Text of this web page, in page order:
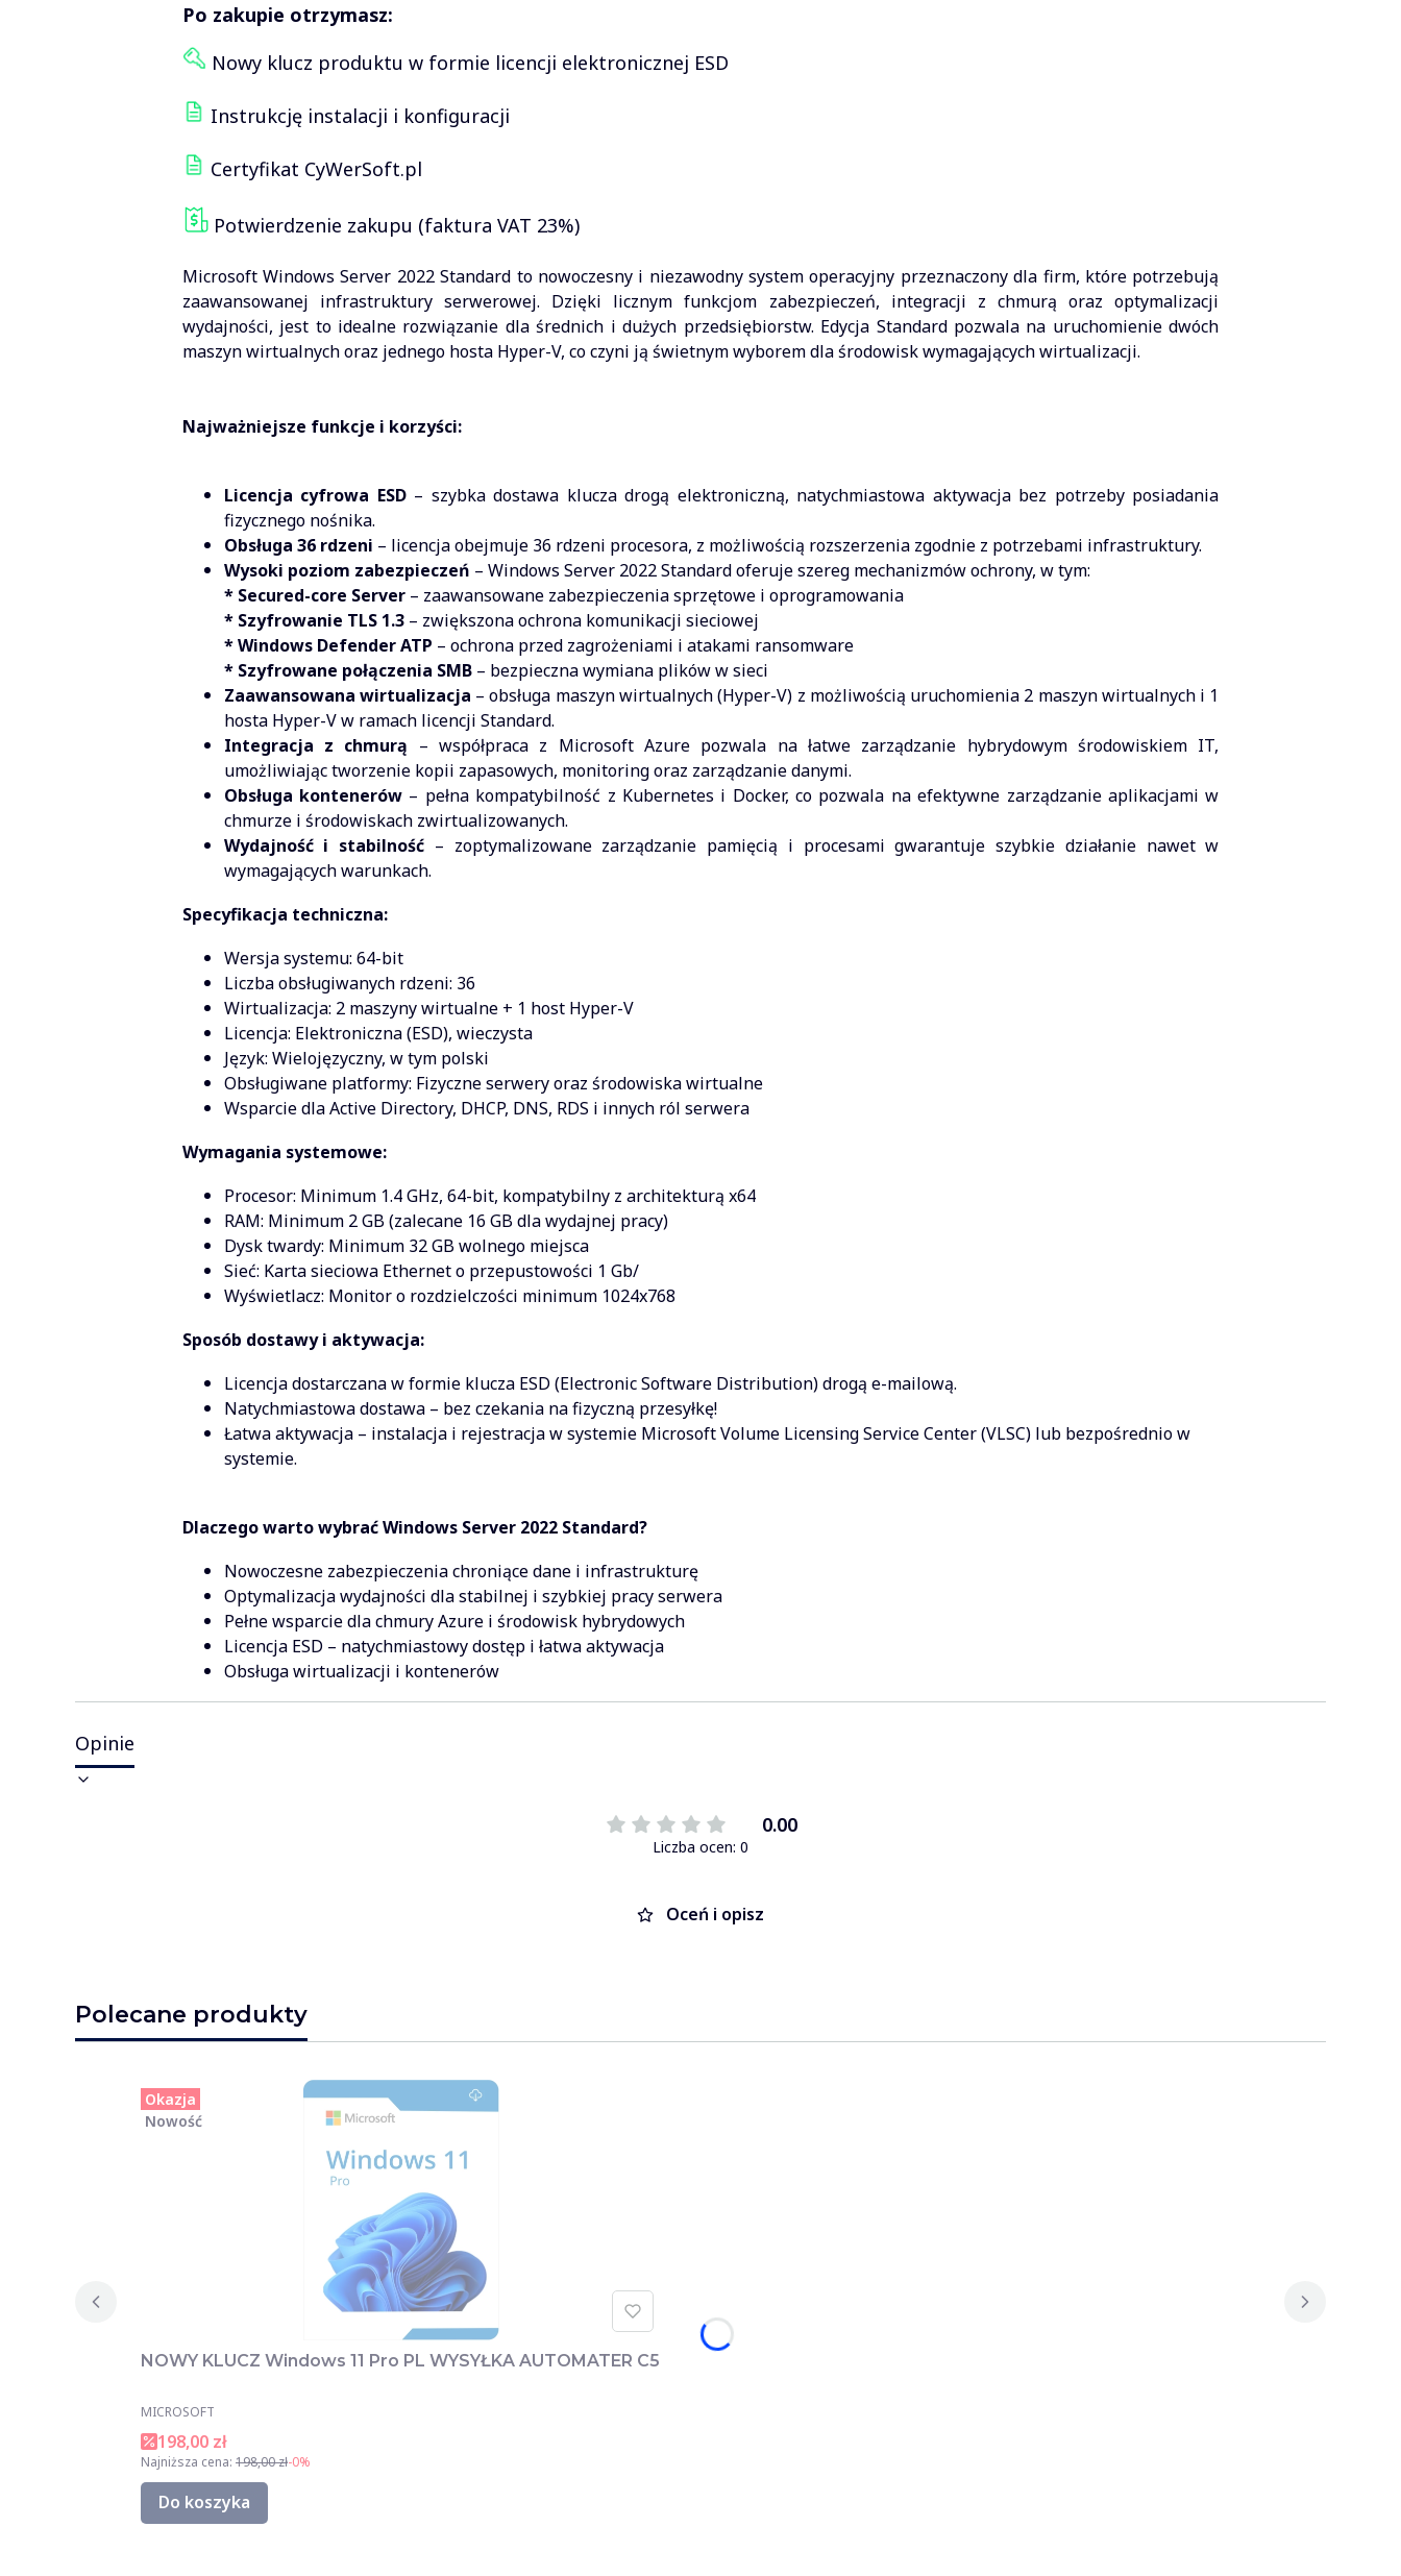
Po zakupie otrzymasz:
Nowy klucz produktu w formie licencji elektronicznej ESD
Instrukcję instalacji i konfiguracji
Certyfikat CyWerSoft.pl
Potwierdzenie zakupu (faktura VAT 23%)
Microsoft Windows Server 2022 Standard to nowoczesny i niezawodny system operacyjny przeznaczony dla firm, które potrzebują
zaawansowanej infrastruktury serwerowej. Dzięki licznym funkcjom zabezpieczeń, integracji z chmurą oraz optymalizacji
wydajności, jest to idealne rozwiązanie dla średnich i dużych przedsiębiorstw. Edycja Standard pozwala na uruchomienie dwóch
maszyn wirtualnych oraz jednego hosta Hyper-V, co czyni ją świetnym wyborem dla środowisk wymagających wirtualizacji.
Najważniejsze funkcje i korzyści:
Licencja cyfrowa ESD– szybka dostawa klucza drogą elektroniczną, natychmiastowa aktywacja bez potrzeby posiadania
fizycznego nośnika.
Obsługa 36 rdzeni – licencja obejmuje 36 rdzeni procesora, z możliwością rozszerzenia zgodnie z potrzebami infrastruktury.
Wysoki poziom zabezpieczeń – Windows Server 2022 Standard oferuje szereg mechanizmów ochrony, w tym:
* Secured-core Server– zaawansowane zabezpieczenia sprzętowe i oprogramowania
* Szyfrowanie TLS 1.3– zwiększona ochrona komunikacji sieciowej
* Windows Defender ATP – ochrona przed zagrożeniami i atakami ransomware
* Szyfrowane połączenia SMB– bezpieczna wymiana plików w sieci
Zaawansowana wirtualizacja – obsługa maszyn wirtualnych (Hyper-V) z możliwością uruchomienia 2 maszyn wirtualnych i 1
hosta Hyper-V w ramach licencji Standard.
Integracja z chmurą – współpraca z Microsoft Azure pozwala na łatwe zarządzanie hybrydowym środowiskiem IT,
umożliwiając tworzenie kopii zapasowych, monitoring oraz zarządzanie danymi.
Obsługa kontenerów – pełna kompatybilność z Kubernetes i Docker, co pozwala na efektywne zarządzanie aplikacjami w
chmurze i środowiskach zwirtualizowanych.
Wydajność i stabilność – zoptymalizowane zarządzanie pamięcią i procesami gwarantuje szybkie działanie nawet w
wymagających warunkach.
Specyfikacja techniczna:
Wersja systemu: 64-bit
Liczba obsługiwanych rdzeni: 36
Wirtualizacja: 2 maszyny wirtualne + 1 host Hyper-V
Licencja: Elektroniczna (ESD), wieczysta
Język: Wielojęzyczny, w tym polski
Obsługiwane platformy: Fizyczne serwery oraz środowiska wirtualne
Wsparcie dla Active Directory, DHCP, DNS, RDS i innych ról serwera
Wymagania systemowe:
Procesor: Minimum 1.4 GHz, 64-bit, kompatybilny z architekturą x64
RAM: Minimum 2 GB (zalecane 16 GB dla wydajnej pracy)
Dysk twardy: Minimum 32 GB wolnego miejsca
Sieć: Karta sieciowa Ethernet o przepustowości 1 Gb/
Wyświetlacz: Monitor o rozdzielczości minimum 1024x768
Sposób dostawy i aktywacja:
Licencja dostarczana w formie klucza ESD (Electronic Software Distribution) drogą e-mailową.
Natychmiastowa dostawa – bez czekania na fizyczną przesyłkę!
Łatwa aktywacja – instalacja i rejestracja w systemie Microsoft Volume Licensing Service Center (VLSC) lub bezpośrednio w
systemie.
Dlaczego warto wybrać Windows Server 2022 Standard?
Nowoczesne zabezpieczenia chroniące dane i infrastrukturę
Optymalizacja wydajności dla stabilnej i szybkiej pracy serwera
Pełne wsparcie dla chmury Azure i środowisk hybrydowych
Licencja ESD – natychmiastowy dostęp i łatwa aktywacja
Obsługa wirtualizacji i kontenerów
Opinie
0.00
Liczba ocen: 0
Oceń i opisz
Polecane produkty
Okazja
Nowość
NOWY KLUCZ Windows 11 Pro PL WYSYŁKA AUTOMATER C5
MICROSOFT
198,00 zł
Najniższa cena: 198,00 zł-0%
Do koszyka